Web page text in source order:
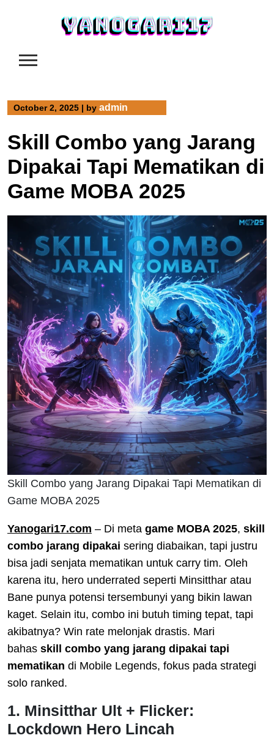
October 2, 2025 | by admin
Skill Combo yang Jarang
Dipakai Tapi Mematikan di
Game MOBA 2025
Skill Combo yang Jarang Dipakai Tapi Mematikan di
Game MOBA 2025
Yanogari17.com – Di meta game MOBA 2025, skill
combo jarang dipakai sering diabaikan, tapi justru
bisa jadi senjata mematikan untuk carry tim. Oleh
karena itu, hero underrated seperti Minsitthar atau
Bane punya potensi tersembunyi yang bikin lawan
kaget. Selain itu, combo ini butuh timing tepat, tapi
akibatnya? Win rate melonjak drastis. Mari
bahas skill combo yang jarang dipakai tapi
mematikan di Mobile Legends, fokus pada strategi
solo ranked.
1. Minsitthar Ult + Flicker:
Lockdown Hero Lincah